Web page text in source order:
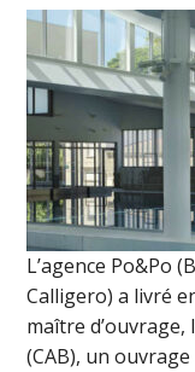
L’agence Po&Po
Calligero) a livré
maître
(CAB), un